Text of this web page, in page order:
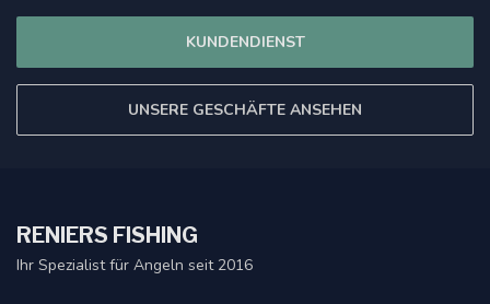
KUNDENDIENST
UNSERE GESCHÄFTE ANSEHEN
RENIERS FISHING
Ihr Spezialist für Angeln seit 2016